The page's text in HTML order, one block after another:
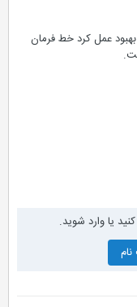
مهم اضافه‌شده در ویندوز 10 بهبود عمل کرد خط فرمان
یا وارد شوید.